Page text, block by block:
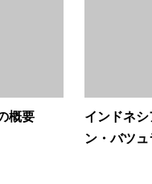
概要
インドネ
ン・バツ